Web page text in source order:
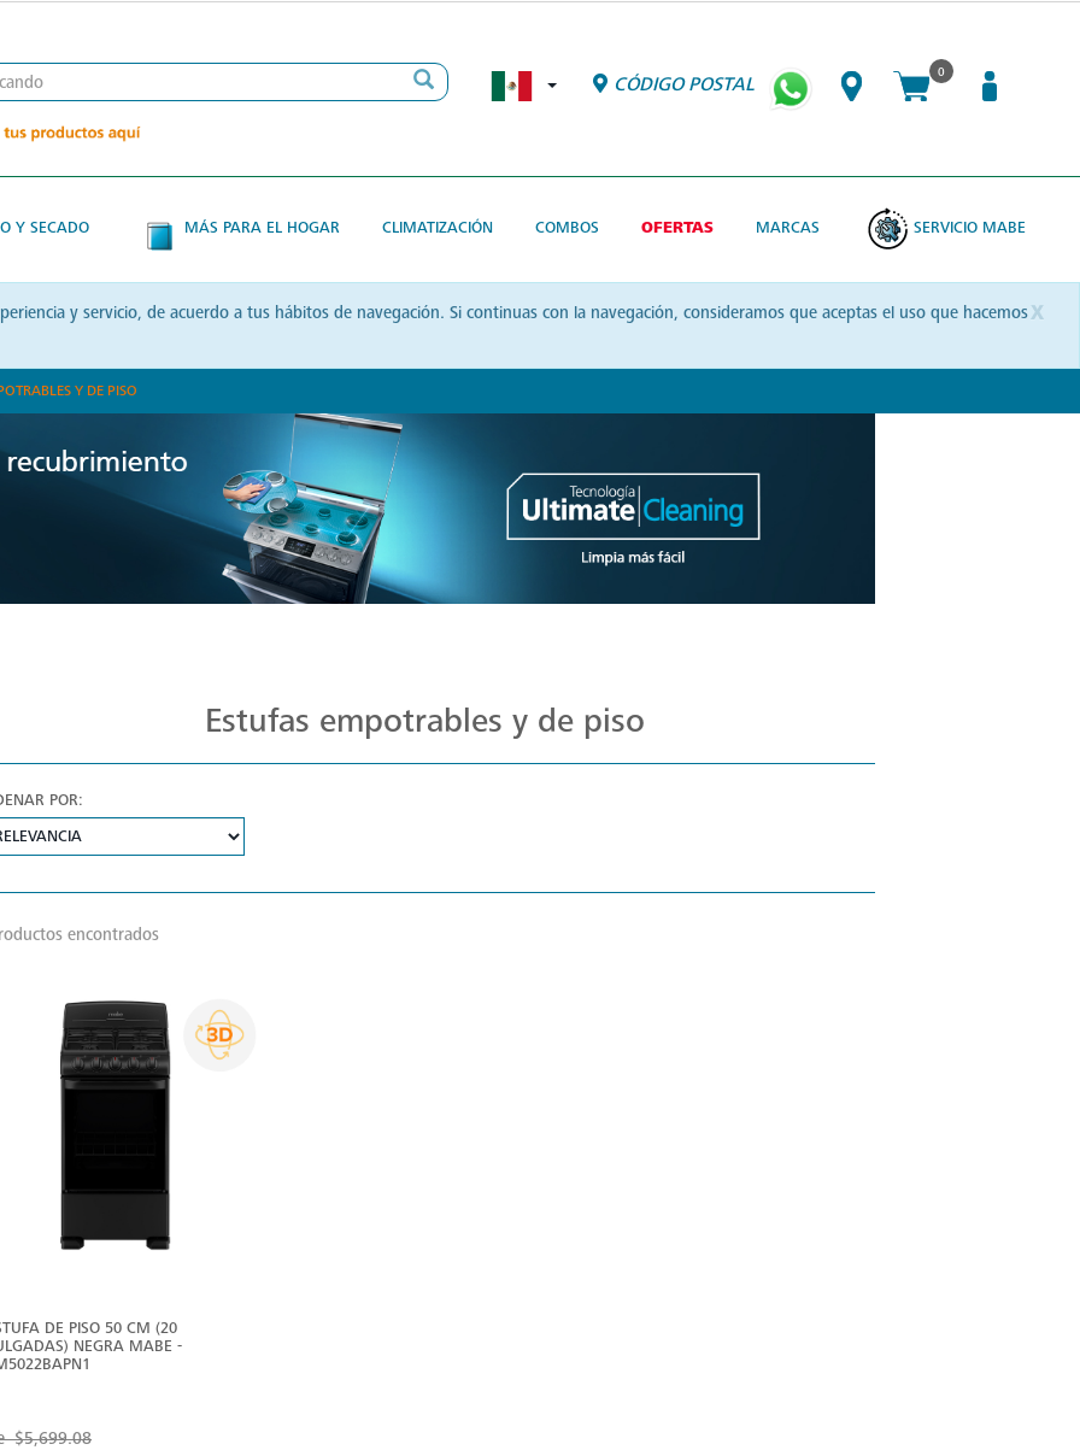
CÓDIGO POSTAL
0
Y SECADO MÁS PARA EL HOGAR CLIMATIZACIÓN COMBOS OFERTAS MARCAS SERVICIO MABE
x
y servicio, de acuerdo a tus hábitos de navegación. Si continuas con la navegación, consideramos que aceptas el uso que hacemos
Y DE PISO
Estufas empotrables y de piso
POR:
encontrados
DE PISO 50 CM (20
NEGRA MABE -
$5,699.08